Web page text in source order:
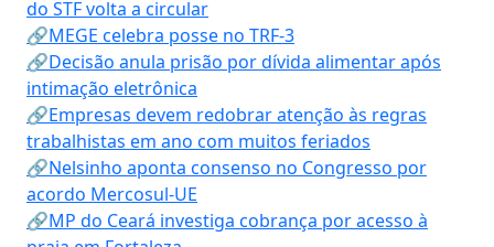
do STF volta a circular
🔗MEGE celebra posse no TRF-3
🔗Decisão anula prisão por dívida alimentar após
intimação eletrônica
🔗Empresas devem redobrar atenção às regras
trabalhistas em ano com muitos feriados
🔗Nelsinho aponta consenso no Congresso por
acordo Mercosul-UE
🔗MP do Ceará investiga cobrança por acesso à